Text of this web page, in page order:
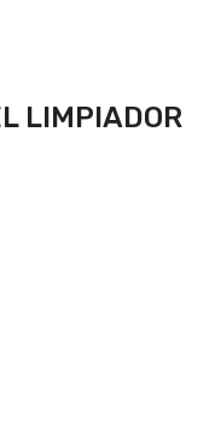
LIMPIADOR